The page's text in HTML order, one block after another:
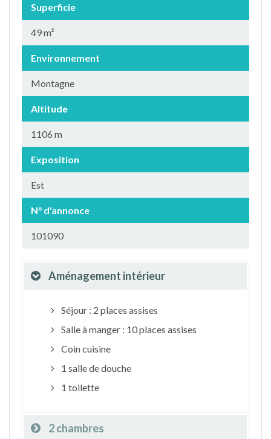
Superficie
49 m²
Environnement
Montagne
Altitude
1106 m
Exposition
Est
N° d'annonce
101090
Aménagement intérieur
Séjour : 2 places assises
Salle à manger : 10 places assises
Coin cuisine
1 salle de douche
1 toilette
2 chambres